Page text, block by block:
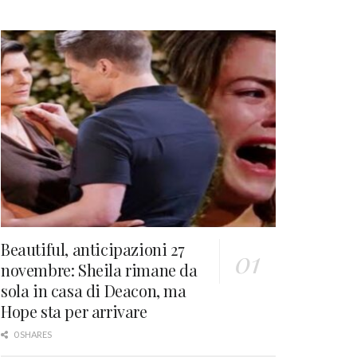
Beautiful, anticipazioni 27
novembre: Sheila rimane da
sola in casa di Deacon, ma
Hope sta per arrivare
0 SHARES